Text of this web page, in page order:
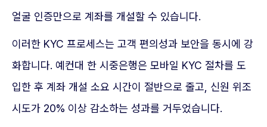
얼굴 인증만으로 계좌를 개설할 수 있습니다.
이러한 KYC 프로세스는 고객 편의성과 보안을 동시에 강
화합니다. 예컨대 한 시중은행은 모바일 KYC 절차를 도
입한 후 계좌 개설 소요 시간이 절반으로 줄고, 신원 위조
시도가 20% 이상 감소하는 성과를 거두었습니다.